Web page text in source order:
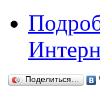
Поделиться…